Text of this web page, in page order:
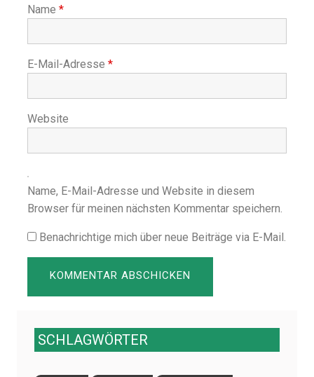
Name *
E-Mail-Adresse *
Website
Name, E-Mail-Adresse und Website in diesem
Browser für meinen nächsten Kommentar speichern.
Benachrichtige mich über neue Beiträge via E-Mail.
SCHLAGWÖRTER